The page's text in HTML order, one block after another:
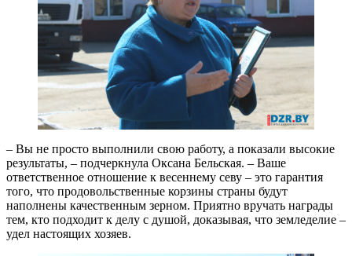
– Вы не просто выполнили свою работу, а показали высокие
результаты, – подчеркнула Оксана Бельская. – Ваше
ответственное отношение к весеннему севу – это гарантия
того, что продовольственные корзины страны будут
наполнены качественным зерном. Приятно вручать награды
тем, кто подходит к делу с душой, доказывая, что земледелие –
удел настоящих хозяев.